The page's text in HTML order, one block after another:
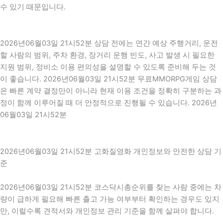
수 있기 때문입니다.
2026년06월03일 21시52분 상담 전에는 연간 예상 주행거리, 운전
할 사람의 범위, 주차 환경, 장거리 운행 빈도, 사고 발생 시 필요한
지원 범위, 정비소 이용 편의성을 설명할 수 있도록 준비해 두는 것
이 좋습니다. 2026년06월03일 21시52분 무료MMORPG게임 상담
은 빠른 계약 결정만이 아니라 현재 이용 조건을 정확히 구분하는 과
정이 함께 이루어질 때 더 안정적으로 진행될 수 있습니다. 2026년
06월03일 21시52분
2026년06월03일 21시52분 고화질영화 개인정보와 안전한 상담 기
준
2026년06월03일 21시52분 코스닥시총순위를 찾는 사람 중에는 차
량이 급하게 필요해 빠른 출고 가능 여부부터 확인하는 경우도 있지
만, 이럴수록 견적서와 개인정보 관리 기준을 함께 살펴야 합니다.